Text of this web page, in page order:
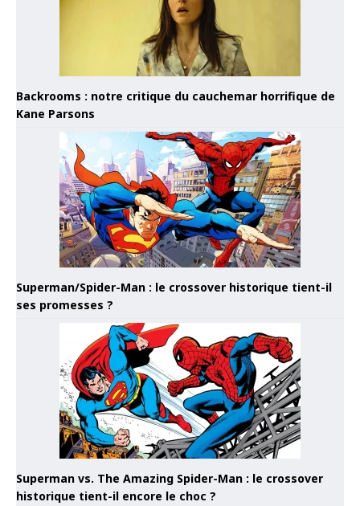
Backrooms : notre critique du cauchemar horrifique de
Kane Parsons
Superman/Spider-Man : le crossover historique tient-il
ses promesses ?
Superman vs. The Amazing Spider-Man : le crossover
historique tient-il encore le choc ?